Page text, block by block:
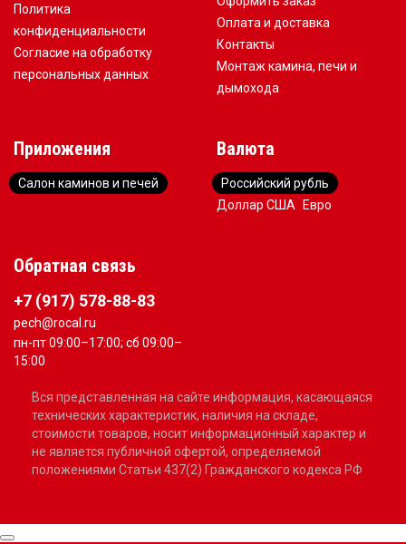
Политика
конфиденциальности
Согласие на обработку
персональных данных
Оплата и доставка
Контакты
Монтаж камина, печи и
дымохода
Приложения
Салон каминов и печей
Валюта
Российский рубль
Доллар США
Евро
Обратная связь
+7 (917) 578-88-83
pech@rocal.ru
пн-пт 09:00–17:00; сб 09:00–
15:00
Вся представленная на сайте информация, касающаяся
технических характеристик, наличия на складе,
стоимости товаров, носит информационный характер и
не является публичной офертой, определяемой
положениями Статьи 437(2) Гражданского кодекса РФ